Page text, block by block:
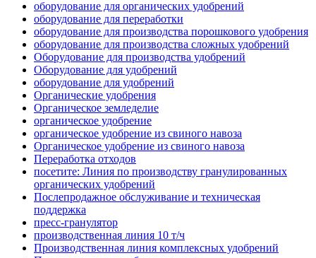
оборудование для органических удобрений
оборудование для переработки
оборудование для производства порошкового удобрения
оборудование для производства сложных удобрений
Оборудование для производства удобрений
Оборудование для удобрений
оборудование для удобрений
Органические удобрения
Органическое земледелие
органическое удобрение
органическое удобрение из свиного навоза
Органическое удобрение из свиного навоза
Переработка отходов
посетите: Линия по производству гранулированных
органических удобрений
Послепродажное обслуживание и техническая
поддержка
пресс-гранулятор
производственная линия 10 т/ч
Производственная линия комплексных удобрений